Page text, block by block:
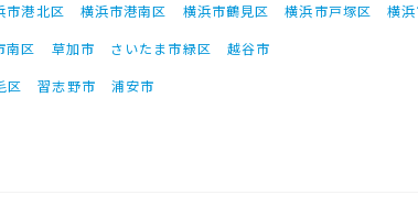
市港北区 横浜市港南区 横浜市鶴見区 横浜市戸塚区
横
南区 草加市 さいたま市緑区
越谷市
区 習志野市 浦安市